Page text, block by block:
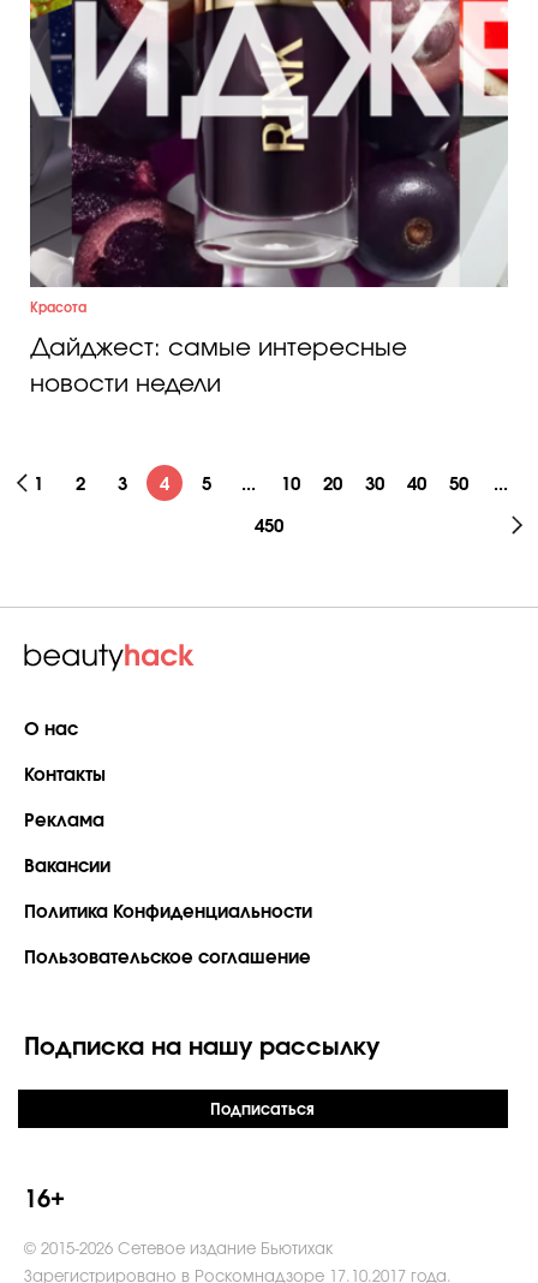
Красота
Дайджест: самые интересные
новости недели
1 2 3 4 5 ... 10 20 30 40 50 ...
450
О нас
Контакты
Реклама
Вакансии
Политика Конфиденциальности
Пользовательское соглашение
Подписка на нашу рассылку
Подписаться
16+
© 2015-2026 Сетевое издание Бьютихак
Зарегистрировано в Роскомнадзоре 17.10.2017 года.